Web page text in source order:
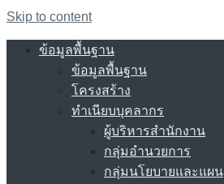
Skip to content
ข้อมูลพื้นฐาน
ข้อมูลพื้นฐาน
โครงสร้าง
ทำเนียบบุคลากร
ผู้บริหารสำนักงาน
กลุ่มอำนวยการ
กลุ่มนโยบายและแผน